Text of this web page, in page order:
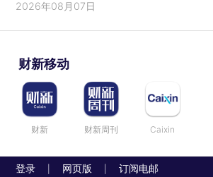
2026年08月07日
财新移动
财新 财新周刊 Caixin
登录 网页版 订阅电邮